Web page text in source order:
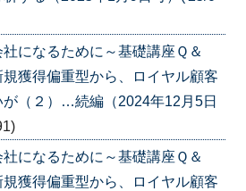
社になるために～基礎講座Ｑ＆
獲得偏重型から、ロイヤル顧客
（２）…続編（2024年12月5日
社になるために～基礎講座Ｑ＆
獲得偏重型から、ロイヤル顧客